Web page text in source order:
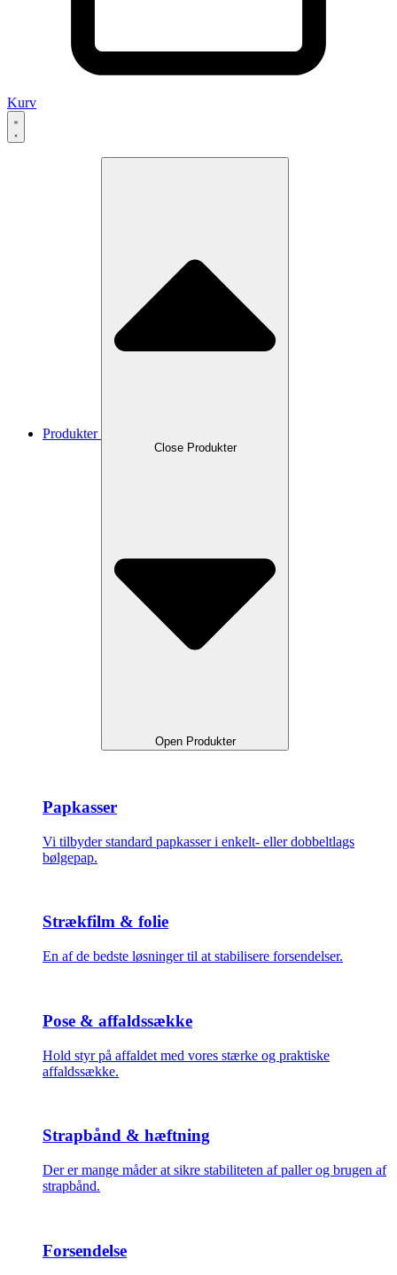
Kurv
Produkter
Close Produkter
Open Produkter
Papkasser
Vi tilbyder standard papkasser i enkelt- eller dobbeltlags
bølgepap.
Strækfilm & folie
En af de bedste løsninger til at stabilisere forsendelser.
Pose & affaldssække
Hold styr på affaldet med vores stærke og praktiske
affaldssække.
Strapbånd & hæftning
Der er mange måder at sikre stabiliteten af paller og brugen af
strapbånd.
Forsendelse